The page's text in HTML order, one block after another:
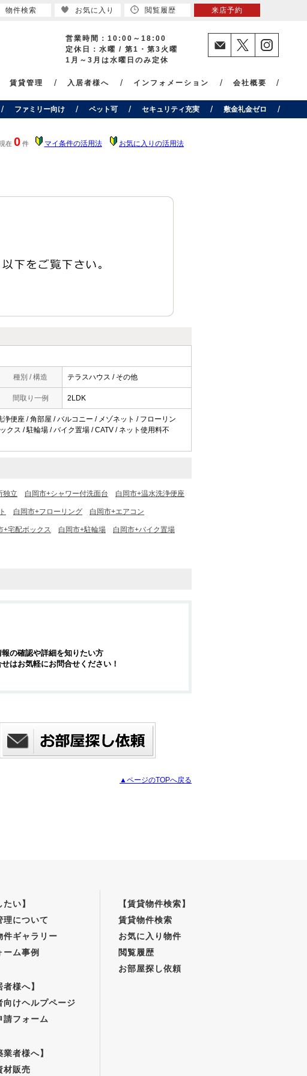
営業時間：10:00～18:00
定休日：水曜 / 第1・第3火曜
1月～3月は水曜日のみ定休
賃貸管理 入居者様へ インフォメーション 会社概要
ファミリー向け ペット可 セキュリティ充実 敷金礼金ゼロ
在 0 件 マイ条件の活用法 お気に入りの活用法
種別 / 構造 テラスハウス / その他
間取り一例 2LDK
便座 / 角部屋 / バルコニー / メゾネット / フローリン
クス / 駐輪場 / バイク置場 / CATV / ネット使用料不
独立 白岡市+シャワー付洗面台 白岡市+温水洗浄便座
白岡市+フローリング 白岡市+エアコン
+宅配ボックス 白岡市+駐輪場 白岡市+バイク置場
報の確認や詳細を知りたい方
せはお気軽にお問合せください！
▲ページのTOPへ戻る
たい】
理について
件ギャラリー
ーム事例
者様へ】
向けヘルプページ
請フォーム
業者様へ】
材販売
【賃貸物件検索】
賃貸物件検索
お気に入り物件
閲覧履歴
お部屋探し依頼
物件検索 お気に入り 閲覧履歴 来店予約